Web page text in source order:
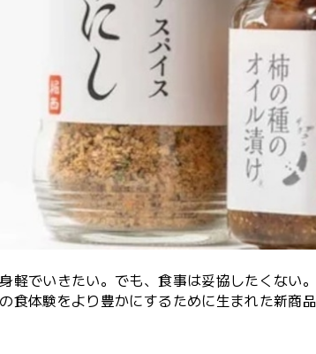
軽でいきたい。でも、食事は妥協したくない。
食体験をより豊かにするために生まれた新商